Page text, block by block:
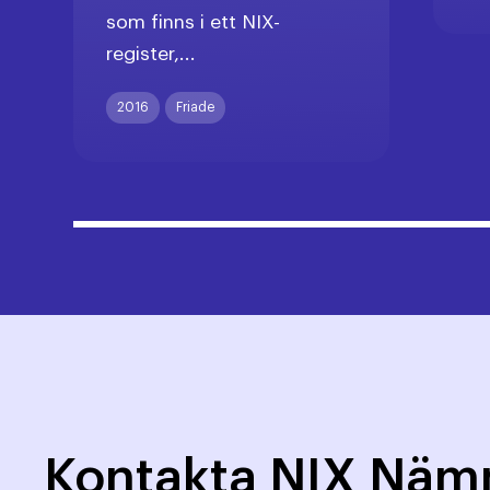
som finns i ett NIX-
register,...
2016 Friade
Kontakta NIX